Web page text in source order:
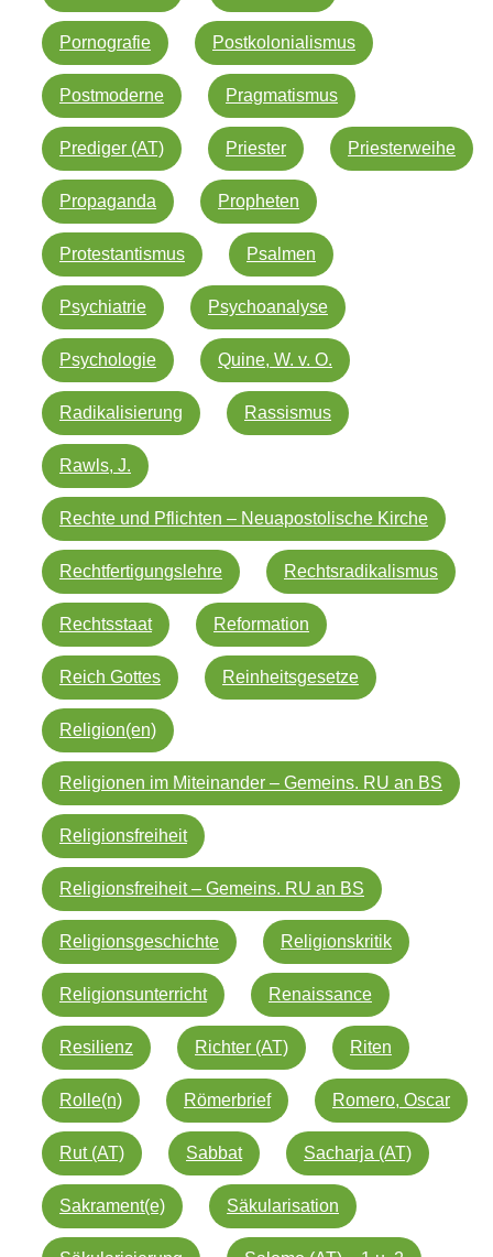
Pornografie Postkolonialismus
Postmoderne Pragmatismus
Prediger (AT) Priester Priesterweihe
Propaganda Propheten
Protestantismus Psalmen
Psychiatrie Psychoanalyse
Psychologie Quine, W. v. O.
Radikalisierung Rassismus
Rawls, J.
Rechte und Pflichten – Neuapostolische Kirche
Rechtfertigungslehre Rechtsradikalismus
Rechtsstaat Reformation
Reich Gottes Reinheitsgesetze
Religion(en)
Religionen im Miteinander – Gemeins. RU an BS
Religionsfreiheit
Religionsfreiheit – Gemeins. RU an BS
Religionsgeschichte Religionskritik
Religionsunterricht Renaissance
Resilienz Richter (AT) Riten
Rolle(n) Römerbrief Romero, Oscar
Rut (AT) Sabbat Sacharja (AT)
Sakrament(e) Säkularisation